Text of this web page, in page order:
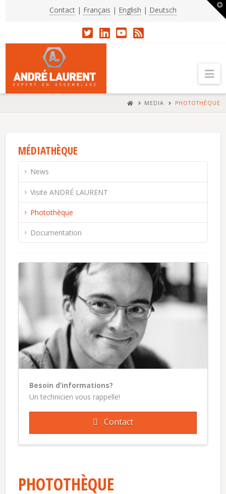
Contact | Français | English | Deutsch
HOMEMEDIA PHOTOTHÈQUE
MÉDIATHÈQUE
News
Visite ANDRÉ LAURENT
Photothèque
Documentation
Besoin d’informations?
Un technicien vous rappelle!
Contact
PHOTOTHÈQUE